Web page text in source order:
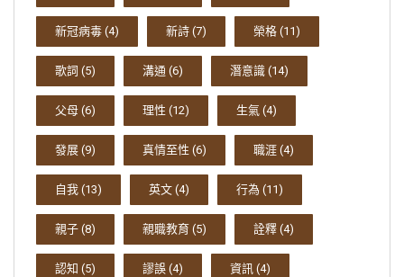
新冠病毒 (4) 新詩 (7) 榮格 (11)
歌詞 (5) 溝通 (6) 潛意識 (14)
父母 (6) 理性 (12) 生氣 (4)
發展 (9) 真情至性 (6) 職涯 (4)
自我 (13) 英文 (4) 行為 (11)
親子 (8) 親職教育 (5) 詮釋 (4)
認知 (5) 謬誤 (4) 資訊 (4)